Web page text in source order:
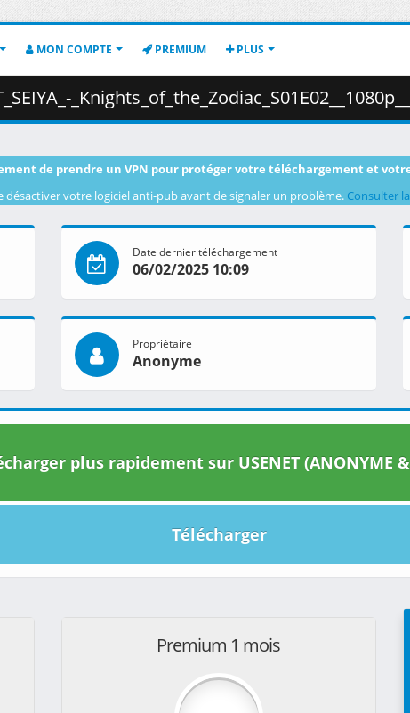
MON COMPTE PREMIUM PLUS
Audio___Multi-
de prendre un VPN pour protéger votre téléchargement et
désactiver votre logiciel anti-pub avant de signaler un problème. Consulter
Date dernier téléchargement
06/02/2025 10:09
Propriétaire
Anonyme
plus rapidement sur USENET (ANONYME
Télécharger
Premium 1 mois